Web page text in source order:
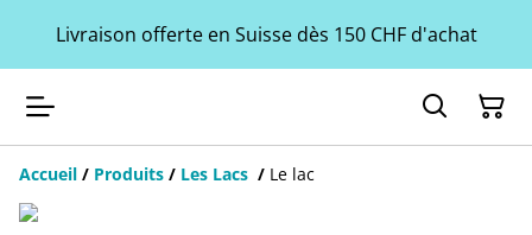
Livraison offerte en Suisse dès 150 CHF d'achat
Accueil / Produits / Les Lacs / Le lac